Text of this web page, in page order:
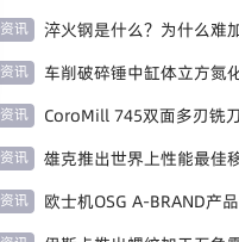
资讯
资讯
资讯 CoroMill 745双面多刃铣
资讯 雄克推出世界上性能最佳
资讯 欧士机OSG A-BRAND产